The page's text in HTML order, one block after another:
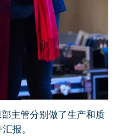
管分别做了生产和质
报。